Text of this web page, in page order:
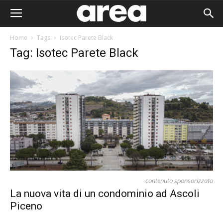
Home Tags Isotec Parete Black
Tag: Isotec Parete Black
contenuto sponsorizzato
La nuova vita di un condominio ad Ascoli
Piceno